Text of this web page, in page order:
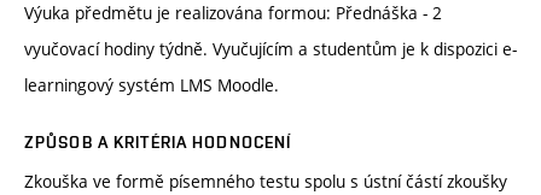
Výuka předmětu je realizována formou: Přednáška - 2
vyučovací hodiny týdně. Vyučujícím a studentům je k dispozici e-
learningový systém LMS Moodle.
ZPŮSOB A KRITÉRIA HODNOCENÍ
Zkouška ve formě písemného testu spolu s ústní částí zkoušky